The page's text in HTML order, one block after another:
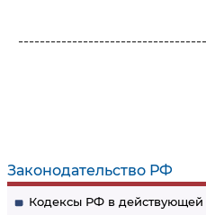
Законодательство РФ
Кодексы РФ в